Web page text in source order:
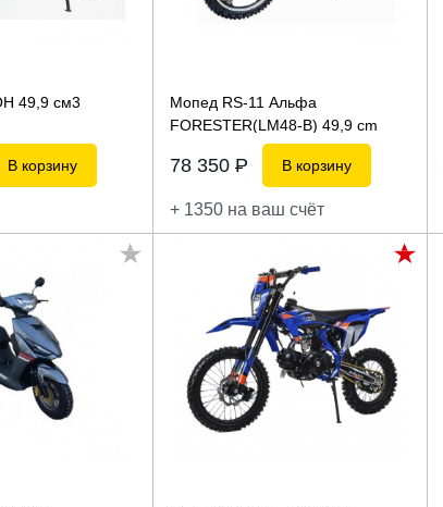
49,9 см3
В корзину
Мопед RS-11 Альфа
FORESTER(LM48-B) 49,9 сm
78 350P В корзину
+ 1350 на ваш счёт